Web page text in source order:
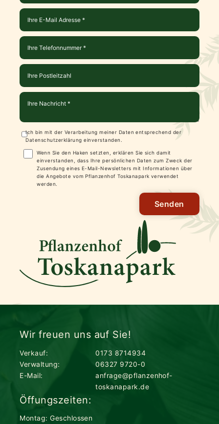
Ich bin mit der Verarbeitung meiner Daten entsprechend der
Datenschutzerklärung einverstanden.
Wenn Sie den Haken setzten, erklären Sie sich damit
einverstanden, dass Ihre persönlichen Daten zum Zweck der
Zusendung eines E-Mail-Newsletters mit Informationen über
die Angebote vom Pflanzenhof Toskanapark verwendet
werden.
Senden
Wir freuen uns auf Sie!
Verkauf:
0173 8714934
Verwaltung:
06327 9720-0
E-Mail:
anfrage@pflanzenhof-
toskanapark.de
Öffungszeiten:
Montag: Geschlossen